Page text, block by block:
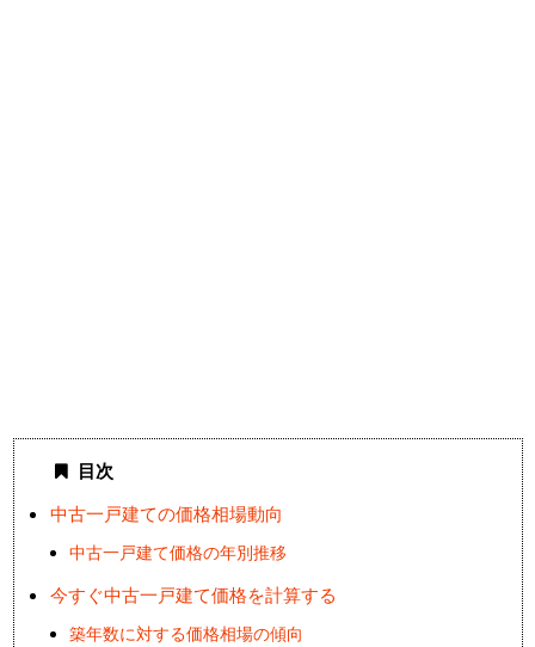
目次
中古一戸建ての価格相場動向
中古一戸建て価格の年別推移
今すぐ中古一戸建て価格を計算する
築年数に対する価格相場の傾向